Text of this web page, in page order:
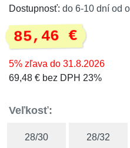
Dostupnosť: do 6-10 dní od
85,46 €
5% zľava do 31.8.2026
69,48 € bez DPH 23%
Veľkosť:
28/30 28/32